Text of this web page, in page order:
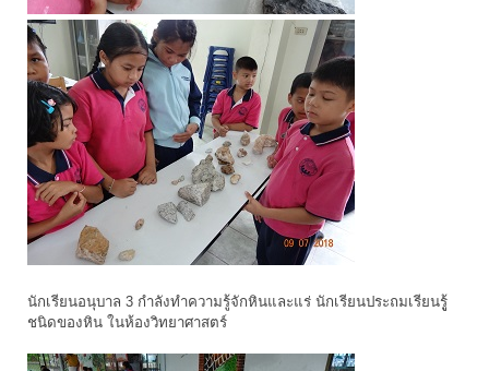
นักเรียนอนุบาล 3 กำลังทำความรู้จักหินและแร่ นักเรียนประถมเรียนรูู้
ชนิดของหิน ในห้องวิทยาศาสตร์